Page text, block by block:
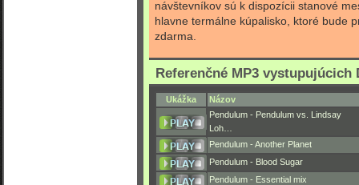
návštevníkov sú k dispozícii stanové
hlavne termálne kúpalisko, ktoré bude
zdarma.
Referenčné MP3 vystupujúcich
Ukážka
Názov
Pendulum - Pendulum vs. Lindsay
Loh…
Pendulum - Another Planet
Pendulum - Blood Sugar
Pendulum - Essential mix